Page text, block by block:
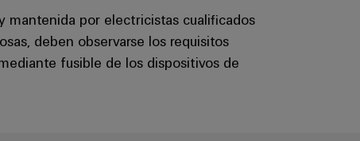
mantenida por electricistas cualificados
deben observarse los requisitos
fusible de los dispositivos de